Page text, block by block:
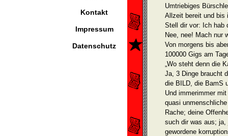
Kontakt
Impressum
Datenschutz
Umtriebiges
Allzeit bereit und bis
Stell dir vor: Ich hab
Nee, nee! Mach nur
Von morgens bis
100000 Gigs am
„Wo steht denn die
Ja, 3 Dinge braucht
die BILD, die BamS
Und immerimmer
quasi
Rache; deine
such dir was aus; ja,
gewordene